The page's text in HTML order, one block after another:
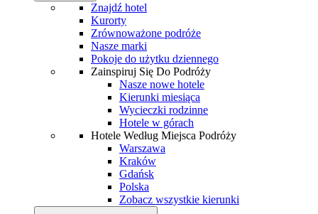
Znajdź hotel
Kurorty
Zrównoważone podróże
Nasze marki
Pokoje do użytku dziennego
Zainspiruj Się Do Podróży
Nasze nowe hotele
Kierunki miesiąca
Wycieczki rodzinne
Hotele w górach
Hotele Według Miejsca Podróży
Warszawa
Kraków
Gdańsk
Polska
Zobacz wszystkie kierunki